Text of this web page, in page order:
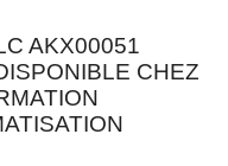
AKX00051
CHEZ